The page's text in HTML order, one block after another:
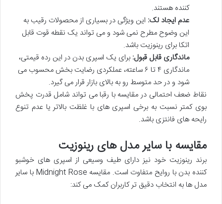
کننده هستند.
عدم ایجاد لک: این ویژگی در بسیاری از محصولات رقیب به
این وضوح مطرح نمی شود و می تواند یک نقطه قوت قابل
اتکا برای رینوزیت باشد.
ماندگاری قابل قبول: برای یک اسپری بدن در این رده قیمتی،
ماندگاری ۴ تا ۶ ساعته، عملکردی رضایت بخش محسوب می
شود و در حد متوسط رو به بالای بازار قرار می گیرد.
نقاط ضعف احتمالی در مقایسه با رقبا می تواند شامل قدرت پخش
بوی کمتر نسبت به برخی اسپری های با غلظت بالاتر یا عدم تنوع
رایحه های فانتزی باشد.
مقایسه با سایر مدل های رینوزیت
برند رینوزیت خود نیز دارای طیف وسیعی از اسپری های خوشبو
کننده بدن با روایح متفاوت است. مقایسه Midnight Rose با سایر
مدل ها به انتخاب دقیق تر کاربران کمک می کند: